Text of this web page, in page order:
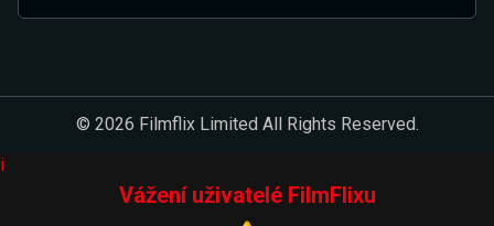
© 2026 Filmflix Limited All Rights Reserved.
i
Vážení uživatelé FilmFlixu